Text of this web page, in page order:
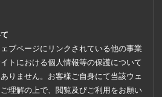
ブページにリンクされている他の事業
トにおける個人情報等の保護について
りません。お客様ご自身にて当該ウェ
理解の上で、閲覧及びご利用をお願い